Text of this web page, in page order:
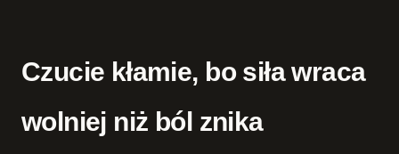
Czucie kłamie, bo siła wraca
wolniej niż ból znika